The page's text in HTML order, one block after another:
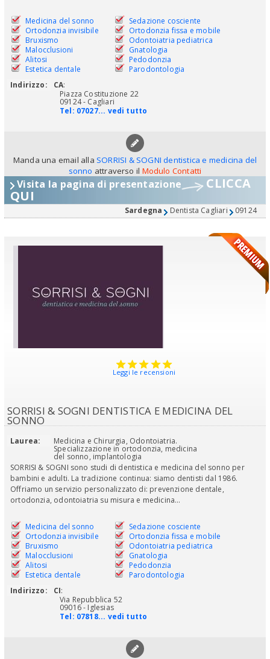
Medicina del sonno
Ortodonzia invisibile
Bruxismo
Malocclusioni
Alitosi
Estetica dentale
Sedazione cosciente
Ortodonzia fissa e mobile
Odontoiatria pediatrica
Gnatologia
Pedodonzia
Parodontologia
Indirizzo:
CA:
Piazza Costituzione 22
09124 - Cagliari
Tel: 07027... vedi tutto
Manda una email alla SORRISI & SOGNI dentistica e medicina del
sonno attraverso il Modulo Contatti
Visita la pagina di presentazione CLICCA
QUI
Sardegna Dentista Cagliari 09124
Leggi le recensioni
SORRISI & SOGNI DENTISTICA E MEDICINA DEL
SONNO
Laurea: Medicina e Chirurgia, Odontoiatria.
Specializzazione in ortodonzia, medicina
del sonno, implantologia
SORRISI & SOGNI sono studi di dentistica e medicina del sonno per
bambini e adulti. La tradizione continua: siamo dentisti dal 1986.
Offriamo un servizio personalizzato di: prevenzione dentale,
ortodonzia, odontoiatria su misura e medicina...
Medicina del sonno
Ortodonzia invisibile
Bruxismo
Malocclusioni
Alitosi
Estetica dentale
Sedazione cosciente
Ortodonzia fissa e mobile
Odontoiatria pediatrica
Gnatologia
Pedodonzia
Parodontologia
Indirizzo:
CI:
Via Repubblica 52
09016 - Iglesias
Tel: 07818... vedi tutto